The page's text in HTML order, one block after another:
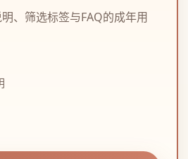
、筛选标签与FAQ的成年用